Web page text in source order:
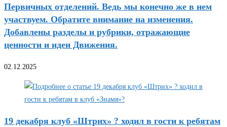
Первичных отделений. Ведь мы конечно же в нем
участвуем. Обратите внимание на изменения.
Добавлены разделы и рубрики, отражающие
ценности и идеи Движения.
02.12.2025
19 декабря клуб «Штрих» ? ходил в гости к ребятам